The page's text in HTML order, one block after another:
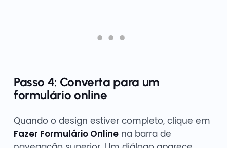
Passo 4: Converta para um
formulário online
Quando o design estiver completo, clique em
Fazer Formulário Onlinena barra de